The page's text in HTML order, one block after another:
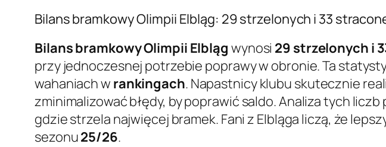
Bilans bramkowy Olimpii Elbląg: 29 strzelonych i 33
Bilans bramkowy Olimpii Elbląg wynosi 29 strzelonych i
przy jednoczesnej potrzebie poprawy w obronie. Ta
wahaniach w rankingach. Napastnicy klubu skutecznie
zminimalizować błędy, by poprawić saldo. Analiza tych
gdzie strzela najwięcej bramek. Fani z Elbląga liczą, że
sezonu25/26.